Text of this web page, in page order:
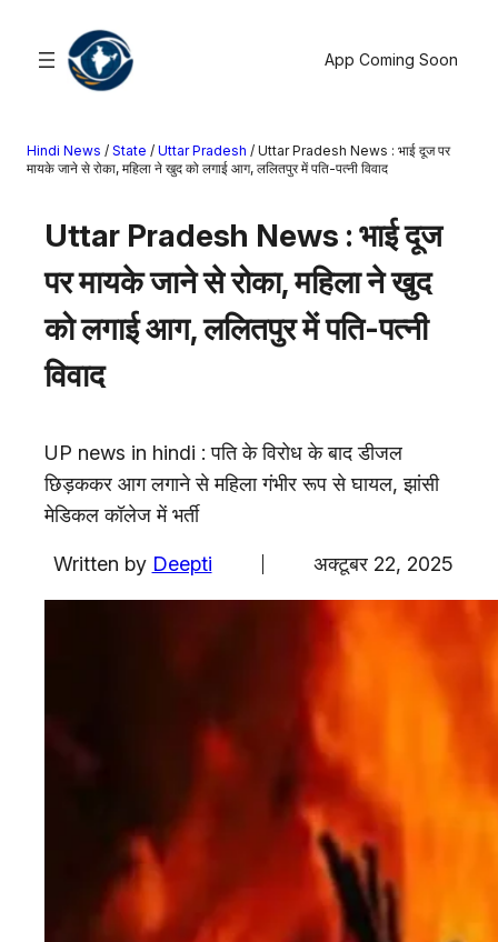
खोजें
मनोरंजन
राज्य
आस्था
व्यापार
अंतरराष्ट्रीय
राशिफल
एजुकेशन
Facebook
Instagram
X
App Coming Soon
Hindi News / State / Uttar Pradesh / Uttar Pradesh News : भाई दूज पर
मायके जाने से रोका, महिला ने खुद को लगाई आग, ललितपुर में पति-पत्नी विवाद
Uttar Pradesh News : भाई दूज
पर मायके जाने से रोका, महिला ने खुद
को लगाई आग, ललितपुर में पति-पत्नी
विवाद
UP news in hindi : पति के विरोध के बाद डीजल
छिड़ककर आग लगाने से महिला गंभीर रूप से घायल, झांसी
मेडिकल कॉलेज में भर्ती
Written by Deepti अक्टूबर 22, 2025